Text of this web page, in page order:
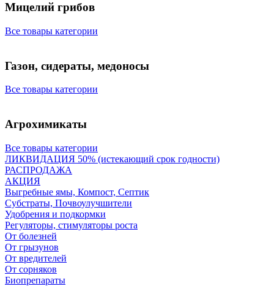
Мицелий грибов
Все товары категории
Газон, сидераты, медоносы
Все товары категории
Агрохимикаты
Все товары категории
ЛИКВИДАЦИЯ 50% (истекающий срок годности)
РАСПРОДАЖА
АКЦИЯ
Выгребные ямы, Компост, Септик
Субстраты, Почвоулучшители
Удобрения и подкормки
Регуляторы, стимуляторы роста
От болезней
От грызунов
От вредителей
От сорняков
Биопрепараты